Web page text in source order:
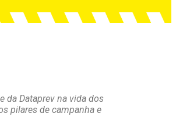
da Dataprev na vida dos
pilares de campanha e